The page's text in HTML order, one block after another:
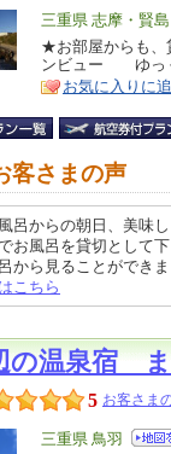
エ
リ
ア
三重県 志摩・賢島
特
徴
★お部屋からも、
ンビュー ゆっ
お気に入りに
客さまの声
呂からの朝日、美味
お風呂を貸切として
から見ることができ
こちら
の温泉宿
5 お客さま
エ
三重県 鳥羽